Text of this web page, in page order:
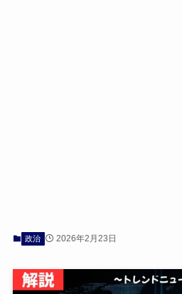
政治 2026年2月23日